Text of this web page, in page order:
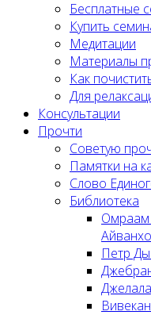
Бесплатные
Купить
Медитации
Материалы
Как
Для
Консультации
Прочти
Советую
Памятки на
Слово
Библиотека
Петр